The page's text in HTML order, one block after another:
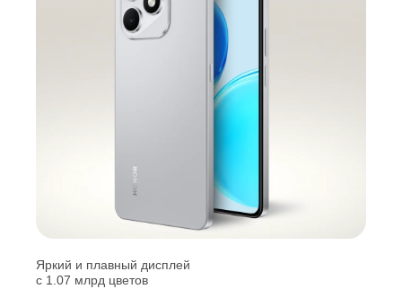
Яркий и плавный дисплей
с 1.07 млрд цветов